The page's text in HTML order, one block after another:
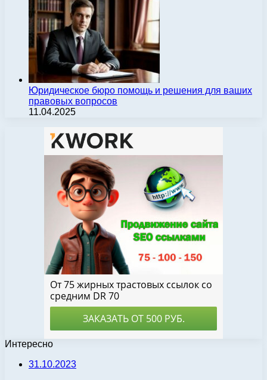
Юридическое бюро помощь и решения для ваших
правовых вопросов
11.04.2025
Интересно
31.10.2023